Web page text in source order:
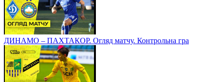
ДИНАМО – ПАХТАКОР. Огляд матчу. Контрольна гра